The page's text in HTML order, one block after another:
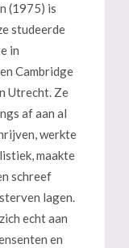
(1975) is
studeerde
in
Cambridge
Utrecht. Ze
af aan al
werkte
maakte
schreef
lagen.
echt aan
en